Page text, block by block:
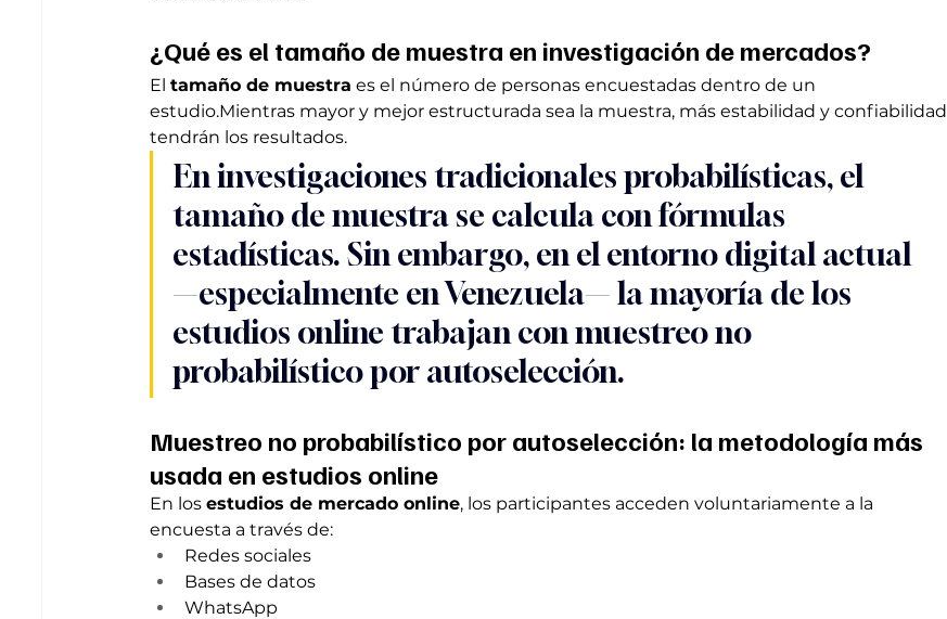
¿Qué es el tamaño de muestra en investigación de mercados?
El tamaño de muestra es el número de personas encuestadas dentro de un
estudio.Mientras mayor y mejor estructurada sea la muestra, más estabilidad y confiabilidad
tendrán los resultados.
En investigaciones tradicionales probabilísticas, el
tamaño de muestra se calcula con fórmulas
estadísticas. Sin embargo, en el entorno digital actual
—especialmente en Venezuela— la mayoría de los
estudios online trabajan con muestreo no
probabilístico por autoselección.
Muestreo no probabilístico por autoselección: la metodología más
usada en estudios online
En los estudios de mercado online, los participantes acceden voluntariamente a la
encuesta a través de:
Redes sociales
Bases de datos
WhatsApp